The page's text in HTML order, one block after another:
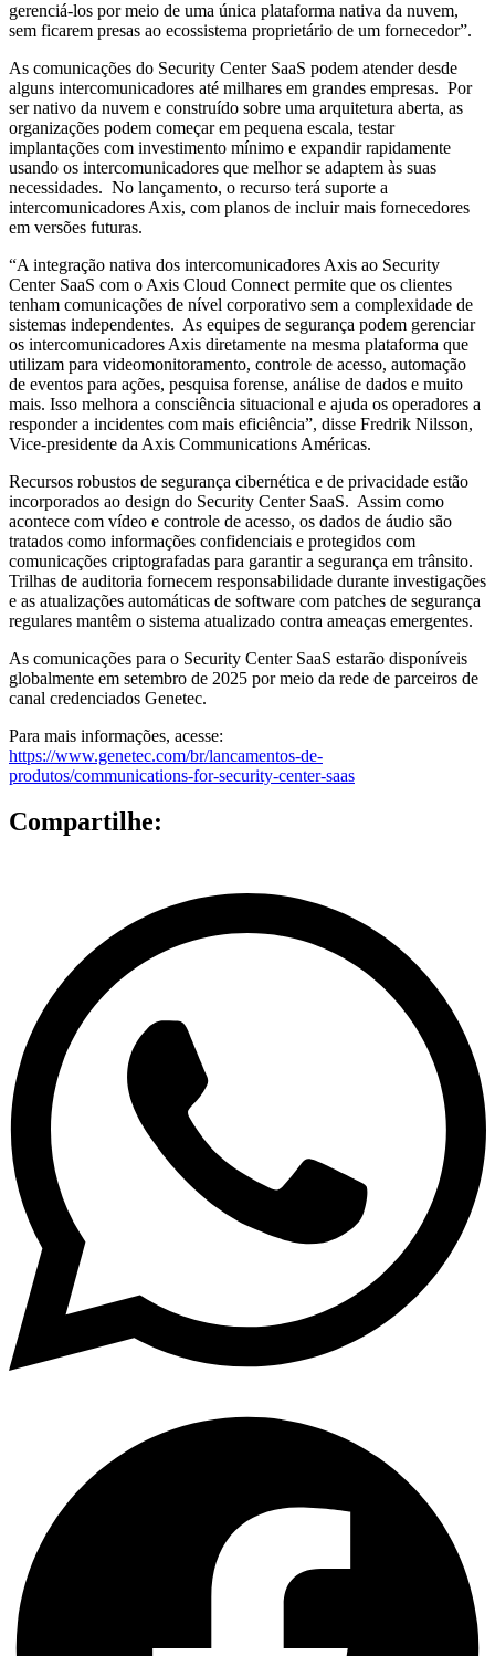
gerenciá-los por meio de uma única plataforma nativa da nuvem,
sem ficarem presas ao ecossistema proprietário de um fornecedor”.
As comunicações do Security Center SaaS podem atender desde
alguns intercomunicadores até milhares em grandes empresas. Por
ser nativo da nuvem e construído sobre uma arquitetura aberta, as
organizações podem começar em pequena escala, testar
implantações com investimento mínimo e expandir rapidamente
usando os intercomunicadores que melhor se adaptem às suas
necessidades. No lançamento, o recurso terá suporte a
intercomunicadores Axis, com planos de incluir mais fornecedores
em versões futuras.
“A integração nativa dos intercomunicadores Axis ao Security
Center SaaS com o Axis Cloud Connect permite que os clientes
tenham comunicações de nível corporativo sem a complexidade de
sistemas independentes. As equipes de segurança podem gerenciar
os intercomunicadores Axis diretamente na mesma plataforma que
utilizam para videomonitoramento, controle de acesso, automação
de eventos para ações, pesquisa forense, análise de dados e muito
mais. Isso melhora a consciência situacional e ajuda os operadores a
responder a incidentes com mais eficiência”, disse Fredrik Nilsson,
Vice-presidente da Axis Communications Américas.
Recursos robustos de segurança cibernética e de privacidade estão
incorporados ao design do Security Center SaaS. Assim como
acontece com vídeo e controle de acesso, os dados de áudio são
tratados como informações confidenciais e protegidos com
comunicações criptografadas para garantir a segurança em trânsito.
Trilhas de auditoria fornecem responsabilidade durante investigações
e as atualizações automáticas de software com patches de segurança
regulares mantêm o sistema atualizado contra ameaças emergentes.
As comunicações para o Security Center SaaS estarão disponíveis
globalmente em setembro de 2025 por meio da rede de parceiros de
canal credenciados Genetec.
Para mais informações, acesse:
https://www.genetec.com/br/lancamentos-de-
produtos/communications-for-security-center-saas
Compartilhe: